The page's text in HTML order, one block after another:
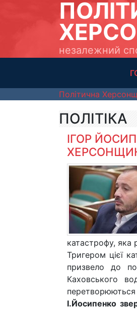
незалежний
Політична
ПОЛІТІКА
ІГОР
катастрофу, яка
Тригером цієї
призвело до
Каховського
І.Йосипенко